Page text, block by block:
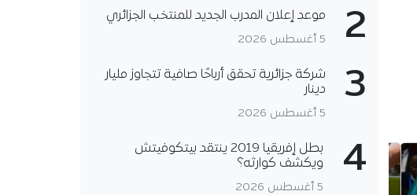
2 موعد إعلان المدرب الجديد للمنتخب الجزائري
5 أغسطس 2026
3
شركة جزائرية تحقق أرباحًا صافية تتجاوز مليار
دينار
5 أغسطس 2026
4
بطل إفريقيا 2019 ينتقد بيتكوفيتش
ويكشف كوارثه؟
5 أغسطس 2026